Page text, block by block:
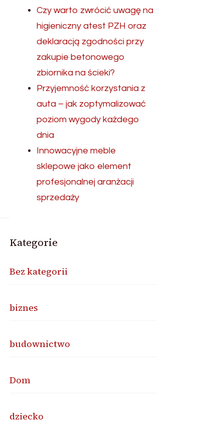
Czy warto zwrócić uwagę na
higieniczny atest PZH oraz
deklaracją zgodności przy
zakupie betonowego
zbiornika na ścieki?
Przyjemność korzystania z
auta – jak zoptymalizować
poziom wygody każdego
dnia
Innowacyjne meble
sklepowe jako element
profesjonalnej aranżacji
sprzedaży
Kategorie
Bez kategorii
biznes
budownictwo
Dom
dziecko